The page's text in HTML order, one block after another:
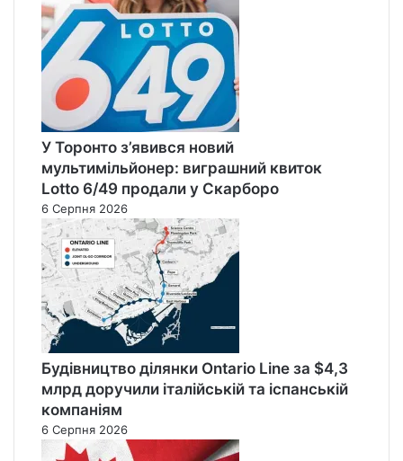
У Торонто з’явився новий
мультимільйонер: виграшний квиток
Lotto 6/49 продали у Скарборо
6 Серпня 2026
Будівництво ділянки Ontario Line за $4,3
млрд доручили італійській та іспанській
компаніям
6 Серпня 2026